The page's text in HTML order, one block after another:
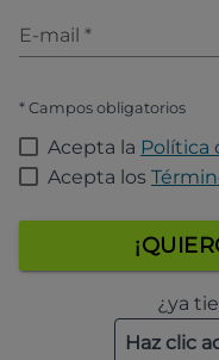
E-mail *
* Campos obligatorios
Acepta la Política
Acepta los
¿ya
Haz clic